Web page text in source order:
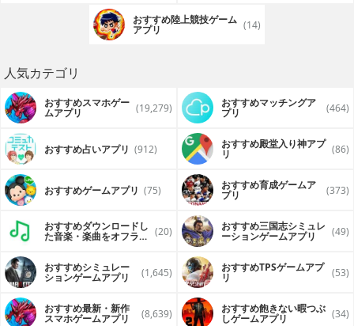
おすすめ陸上競技ゲーム
アプリ (14)
人気カテゴリ
おすすめスマホゲー
ムアプリ (19,279) おすすめマッチングア
プリ (464)
おすすめ占いアプリ (912) おすすめ殿堂入り神アプ
リ (86)
おすすめゲームアプリ (75) おすすめ育成ゲームア
プリ (373)
おすすめダウンロードし
た音楽・楽曲をオフライ (20) おすすめ三国志シミュレ
ーションゲームアプリ (49)
おすすめシミュレー
ションゲームアプリ (1,645) おすすめTPSゲームアプ
リ (53)
おすすめ最新・新作
スマホゲームアプリ (8,639) おすすめ飽きない暇つぶ
しゲームアプリ (34)